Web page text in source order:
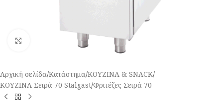
Κλικ για μεγέθυνση
Αρχική σελίδα/Κατάστημα/ΚΟΥΖΙΝΑ & SNACK/
ΚΟΥΖΙΝΑ Σειρά 70 Stalgast/Φριτέζες Σειρά 70